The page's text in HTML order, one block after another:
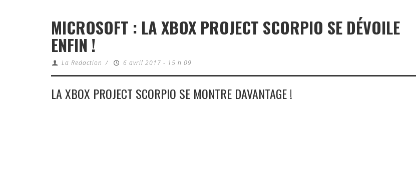
MICROSOFT : LA XBOX PROJECT SCORPIO SE DÉVOILE
ENFIN !
La Redaction / 6 avril 2017 - 15 h 09
LA XBOX PROJECT SCORPIO SE MONTRE DAVANTAGE !